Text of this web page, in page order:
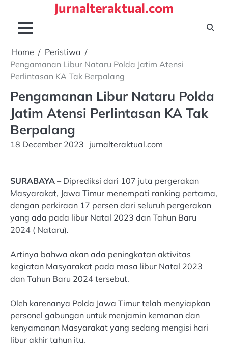
content
Jurnalteraktual.com
Home
Peristiwa
Pengamanan Libur Nataru Polda Jatim Atensi
Perlintasan KA Tak Berpalang
Pengamanan Libur Nataru Polda
Jatim Atensi Perlintasan KA Tak
Berpalang
18 December 2023 jurnalteraktual.com
SURABAYA – Diprediksi dari 107 juta pergerakan
Masyarakat, Jawa Timur menempati ranking pertama,
dengan perkiraan 17 persen dari seluruh pergerakan
yang ada pada libur Natal 2023 dan Tahun Baru
2024 ( Nataru).
Artinya bahwa akan ada peningkatan aktivitas
kegiatan Masyarakat pada masa libur Natal 2023
dan Tahun Baru 2024 tersebut.
Oleh karenanya Polda Jawa Timur telah menyiapkan
personel gabungan untuk menjamin kemanan dan
kenyamanan Masyarakat yang sedang mengisi hari
libur akhir tahun itu.